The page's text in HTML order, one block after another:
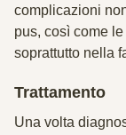
complicazioni
pus, così come le
soprattutto nella
Trattamento
Una volta